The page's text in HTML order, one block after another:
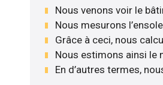
Nous venons voir le
Nous mesurons
Grâce à ceci, nous
Nous estimons ainsi le
En d’autres termes,